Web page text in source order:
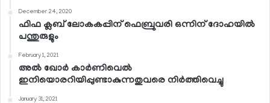
December 24, 2020
ഫിഫ ക്ലബ് ലോകകപ്പിന് ഫെബ്രുവരി ഒന്നിന് ദോഹയില്‍
പന്തുരുളും
February 1, 2021
അല്‍ ഖോര്‍ കാര്‍ണിവെല്‍
ഇനിയൊരറിയിപ്പുണ്ടാകുന്നതുവരെ നിര്‍ത്തിവെച്ചു
January 31, 2021